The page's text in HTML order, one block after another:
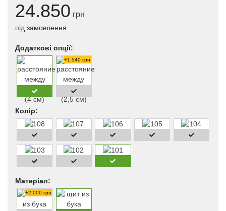
24.850 грн
під замовлення
Додаткові опції:
+1.540 грн
Колір:
Матеріал:
+2.000 грн